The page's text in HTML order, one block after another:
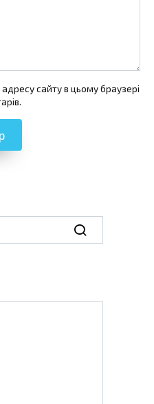
сайту в цьому браузері